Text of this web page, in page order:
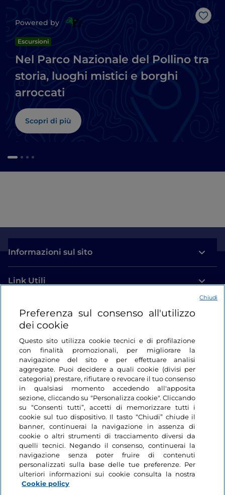
Like
Powered by
Escursioni
Nel Parco Nazionale del Pollino tra
storia, luoghi mistici e borghi
arroccati
Scopri di più
Informazioni sul sito
Link Utili
Login
Restiamo in contatto
Preferenza sul consenso all'utilizzo
dei cookie
Questo sito utilizza cookie tecnici e di profilazione
con finalità promozionali, per migliorare la
navigazione del sito e per effettuare analisi
aggregate. Puoi decidere a quali cookie (divisi per
categoria) prestare, rifiutare o revocare il tuo consenso
in qualsiasi momento accedendo all'apposita
sezione, cliccando su "Personalizza cookie". Cliccando
su “Consenti tutti”, accetti di memorizzare tutti i
cookie sul tuo dispositivo. Il tasto “Chiudi” chiude il
banner, continuerai la navigazione in assenza di
cookie o altri strumenti di tracciamento diversi da
quelli tecnici. Negando il consenso, continuerai la
navigazione senza poter fruire di contenuti
personalizzati sulla base delle tue preferenze. Per
ulteriori informazioni sui cookie consulta la nostra
Cookie policy
Chiudi